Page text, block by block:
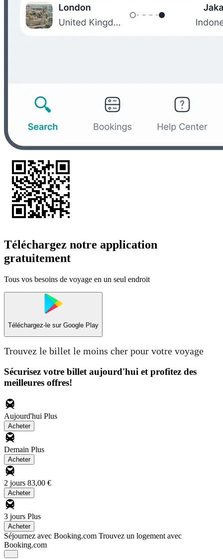
Téléchargez notre application
gratuitement
Tous vos besoins de voyage en un seul endroit
Téléchargez-le sur Google Play
Trouvez le billet le moins cher pour votre voyage
Sécurisez votre billet aujourd'hui et profitez des
meilleures offres!
Aujourd'hui Plus
Acheter
Demain Plus
Acheter
2 jours 83,00 €
Acheter
3 jours Plus
Acheter
Séjournez avec Booking.com Trouvez un logement avec
Booking.com